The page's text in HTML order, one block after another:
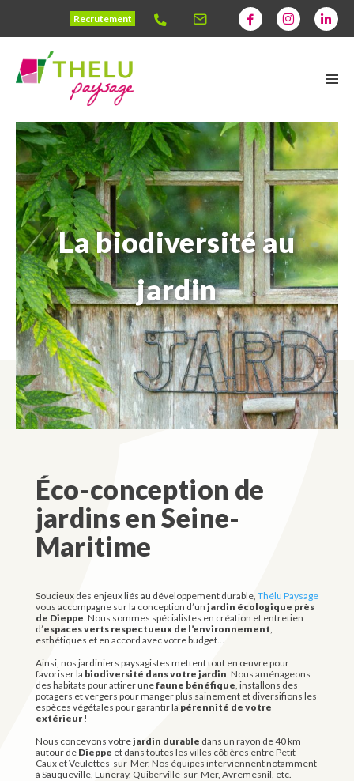
Recrutement
La biodiversité au
jardin
Éco-conception de
jardins en Seine-
Maritime
Soucieux des enjeux liés au développement durable, Thélu Paysage
vous accompagne sur la conception d’un jardin écologique près
de Dieppe . Nous sommes spécialistes en création et entretien
d’espaces verts respectueux de l’environnement
esthétiques et en accord avec votre budget…
Ainsi, nos jardiniers paysagistes mettent tout en œuvre pour
favoriser la biodiversité dans votre jardin . Nous aménageons
des habitats pour attirer unefaune bénéfique , installons des
potagers et vergers pour manger plus sainement et diversifions les
espèces végétales pour garantir la pérennité de votre
extérieur!
Nous concevons votrejardin durable dans un rayon de 40 km
autour de Dieppe et dans toutes les villes côtières entre Petit-
Caux et Veulettes-sur-Mer. Nos équipes interviennent notamment
à Sauqueville, Luneray, Quiberville-sur-Mer, Avremesnil, etc.